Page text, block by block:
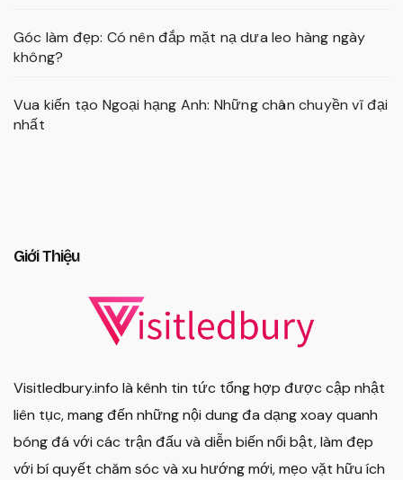
Góc làm đẹp: Có nên đắp mặt nạ dưa leo hàng ngày
không?
Vua kiến tạo Ngoại hạng Anh: Những chân chuyền vĩ đại
nhất
Giới Thiệu
Visitledbury.info là kênh tin tức tổng hợp được cập nhật
liên tục, mang đến những nội dung đa dạng xoay quanh
bóng đá với các trận đấu và diễn biến nổi bật, làm đẹp
với bí quyết chăm sóc và xu hướng mới, mẹo vặt hữu ích